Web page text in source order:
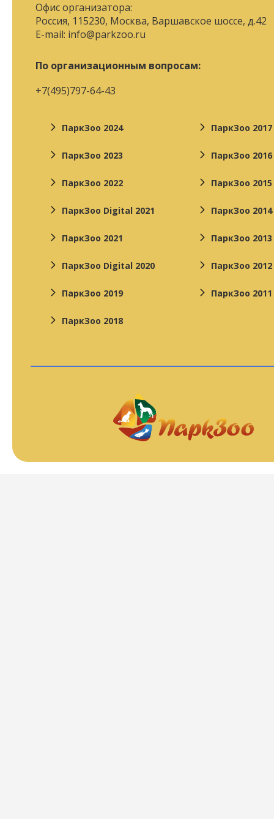
Офис организатора:
Россия, 115230, Москва, Варшавское шоссе, д.42
E-mail: info@parkzoo.ru
По организационным вопросам:
+7(495)797-64-43
ПаркЗоо 2024
ПаркЗоо 2023
ПаркЗоо 2022
ПаркЗоо Digital 2021
ПаркЗоо 2021
ПаркЗоо Digital 2020
ПаркЗоо 2019
ПаркЗоо 2018
ПаркЗоо 2017
ПаркЗоо 2016
ПаркЗоо 2015
ПаркЗоо 2014
ПаркЗоо 2013
ПаркЗоо 2012
ПаркЗоо 2011